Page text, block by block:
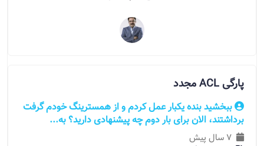
پارگی ACL مجدد
ببخشید بنده یکبار عمل کردم و از همسترینگ خودم گرفت
برداشتند، الان برای بار دوم چه پیشنهادی دارید؟ به...
7 سال پیش